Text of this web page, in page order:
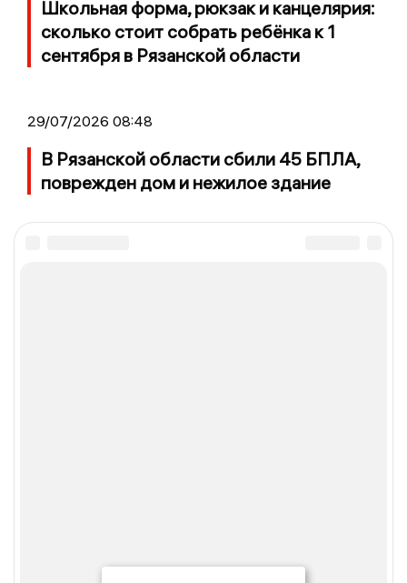
Школьная форма, рюкзак и канцелярия:
сколько стоит собрать ребёнка к 1
сентября в Рязанской области
29/07/2026 08:48
В Рязанской области сбили 45 БПЛА,
поврежден дом и нежилое здание